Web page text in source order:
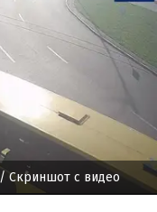
/ Скриншот с видео